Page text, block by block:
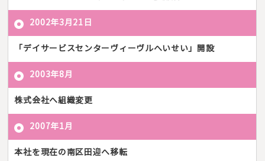
2002年3月21日
「デイサービスセンターヴィーヴルへいせい」開設
2003年8月
株式会社へ組織変更
2007年1月
本社を現在の南区田迎へ移転